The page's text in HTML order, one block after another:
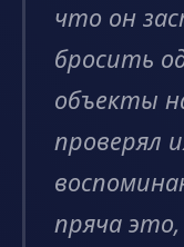
что он
бросить
объекты
проверял
пряча